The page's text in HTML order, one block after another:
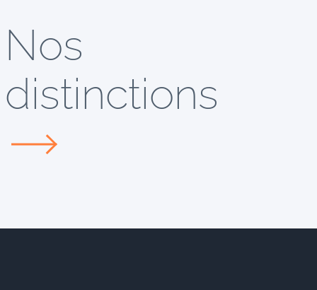
Nos
distinctions